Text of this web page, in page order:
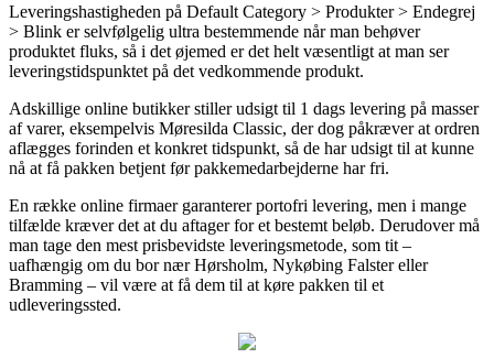
Leveringshastigheden på Default Category > Produkter > Endegrej
> Blink er selvfølgelig ultra bestemmende når man behøver
produktet fluks, så i det øjemed er det helt væsentligt at man ser
leveringstidspunktet på det vedkommende produkt.
Adskillige online butikker stiller udsigt til 1 dags levering på masser
af varer, eksempelvis Møresilda Classic, der dog påkræver at ordren
aflægges forinden et konkret tidspunkt, så de har udsigt til at kunne
nå at få pakken betjent før pakkemedarbejderne har fri.
En række online firmaer garanterer portofri levering, men i mange
tilfælde kræver det at du aftager for et bestemt beløb. Derudover må
man tage den mest prisbevidste leveringsmetode, som tit –
uafhængig om du bor nær Hørsholm, Nykøbing Falster eller
Bramming – vil være at få dem til at køre pakken til et
udleveringssted.